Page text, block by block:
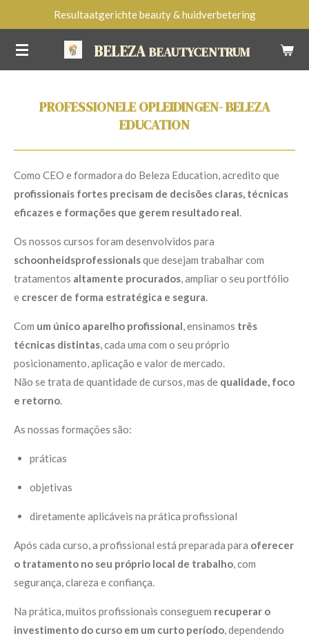
naar
de
BELEZABEAUTYCENTRUM
Resultaatgerichte beauty & huidverbetering
PROFESSIONELE OPLEIDINGEN- BELEZA
EDUCATION
Como CEO e formadora do Beleza Education, acredito que
profissionais fortes precisam de decisões claras, técnicas
eficazes e formações que gerem resultado real.
Os nossos cursos foram desenvolvidos para
schoonheidsprofessionalsque desejam trabalhar com
tratamentos altamente procurados, ampliar o seu portfólio
e crescer de forma estratégica e segura.
Com um único aparelho profissional, ensinamos três
técnicas distintas, cada uma com o seu próprio
posicionamento, aplicação e valor de mercado.
Não se trata de quantidade de cursos, mas de qualidade, foco
e retorno.
As nossas formações são:
práticas
objetivas
diretamente aplicáveis na prática profissional
Após cada curso, a profissional está preparada para oferecer
o tratamento no seu próprio local de trabalho, com
segurança, clareza e confiança.
Na prática, muitos profissionais conseguem recuperar o
investimento do curso em um curto período, dependendo